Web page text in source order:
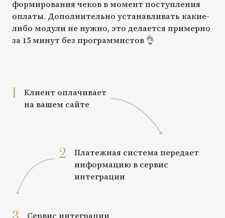
формирования чеков в момент поступления
оплаты. Дополнительно устанавливать какие-
либо модули не нужно, это делается примерно
за 15 минут без программистов 👌
1
Клиент оплачивает
на вашем сайте
2
Платежная система передает
информацию в сервис
интеграции
Сервис интеграции